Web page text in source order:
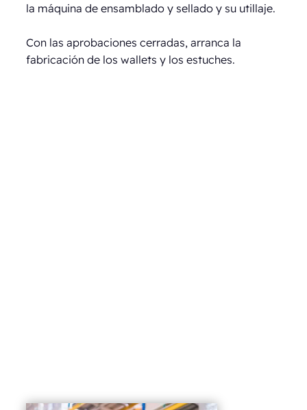
la máquina de ensamblado y sellado y su utillaje.
Con las aprobaciones cerradas, arranca la
fabricación de los wallets y los estuches.